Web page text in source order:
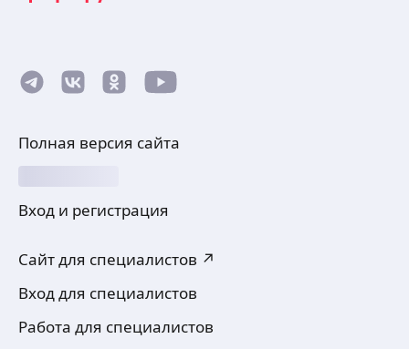
Полная версия сайта
Вход и регистрация
Сайт для специалистов ↗
Вход для специалистов
Работа для специалистов